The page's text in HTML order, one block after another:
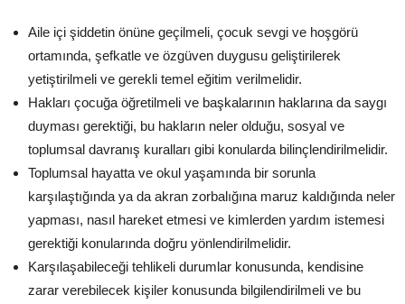
Aile içi şiddetin önüne geçilmeli, çocuk sevgi ve hoşgörü
ortamında, şefkatle ve özgüven duygusu geliştirilerek
yetiştirilmeli ve gerekli temel eğitim verilmelidir.
Hakları çocuğa öğretilmeli ve başkalarının haklarına da saygı
duyması gerektiği, bu hakların neler olduğu, sosyal ve
toplumsal davranış kuralları gibi konularda bilinçlendirilmelidir.
Toplumsal hayatta ve okul yaşamında bir sorunla
karşılaştığında ya da akran zorbalığına maruz kaldığında neler
yapması, nasıl hareket etmesi ve kimlerden yardım istemesi
gerektiği konularında doğru yönlendirilmelidir.
Karşılaşabileceği tehlikeli durumlar konusunda, kendisine
zarar verebilecek kişiler konusunda bilgilendirilmeli ve bu